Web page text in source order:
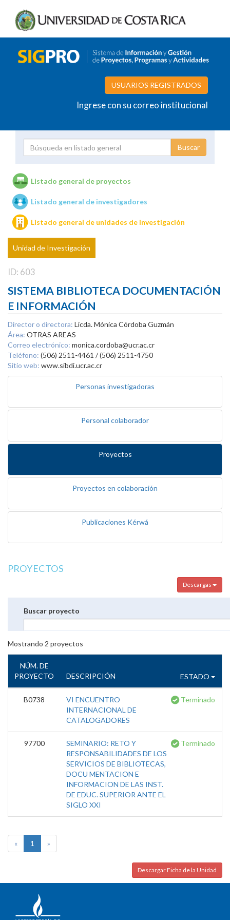
USUARIOS REGISTRADOS
Ingrese con su correo institucional
Unidades de investigación
Listado general de proyectos
Listado general de investigadores
Listado general de unidades de investigación
Unidad de Investigación
ID: 603
SISTEMA BIBLIOTECA DOCUMENTACIÓN
E INFORMACIÓN
Director o directora: Licda. Mónica Córdoba Guzmán
Área: OTRAS AREAS
Correo electrónico: monica.cordoba@ucr.ac.cr
Teléfono: (506) 2511-4461 / (506) 2511-4750
Sitio web: www.sibdi.ucr.ac.cr
Personas investigadoras
Personal colaborador
Proyectos
Proyectos en colaboración
Publicaciones Kérwá
PROYECTOS
Descargas
Buscar proyecto
Mostrando 2 proyectos
NÚM. DE
PROYECTO
DESCRIPCIÓN ESTADO
B0738
VI ENCUENTRO
INTERNACIONAL DE
CATALOGADORES
Terminado
97700
SEMINARIO: RETO Y
RESPONSABILIDADES DE LOS
SERVICIOS DE BIBLIOTECAS,
DOCU MENTACION E
INFORMACION DE LAS INST.
DE EDUC. SUPERIOR ANTE EL
SIGLO XXI
Terminado
« 1 »
Descargar Ficha de la Unidad